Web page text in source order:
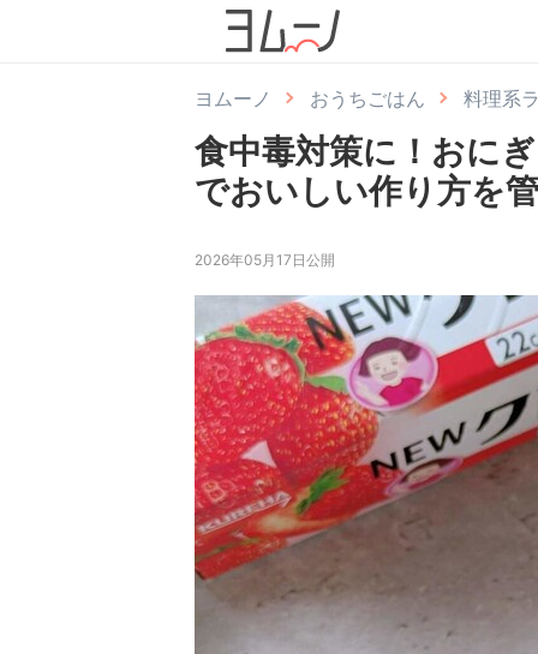
ヨムーノ おうちごはん 料理系
食中毒対策に！おに
でおいしい作り方を
2026年05月17日公開